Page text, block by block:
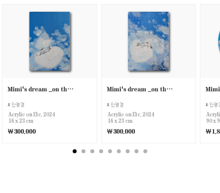
Mimi's dream _on the clouds 4
안영경
Acrylic on Etc, 2024
16 x 23 cm
￦300,000
Mimi's dream _on the clouds 3
안영경
Acrylic on Etc, 2024
16 x 23 cm
￦300,000
안영
90 x
￦